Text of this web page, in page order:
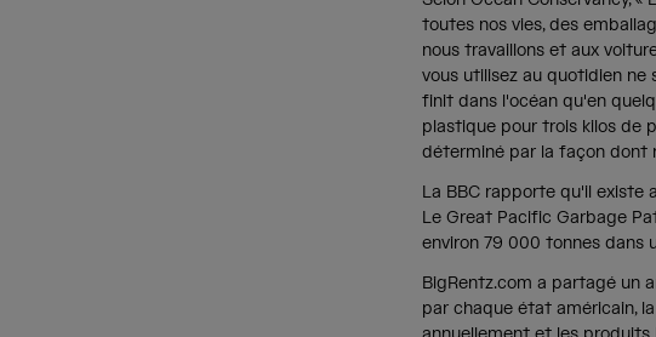
toutes nos vies, des
nous travaillons et aux
vous utilisez au quotidien
finit dans l'océan qu'en
plastique pour trois kilos de
déterminé par la façon dont
La BBC rapporte qu'il existe
Le Great Pacific Garbage
environ 79 000 tonnes dans
BigRentz.com a partagé un
par chaque état américain,